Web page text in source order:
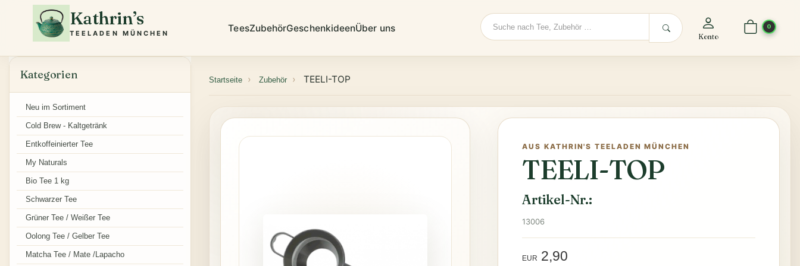
Kathrin’s
TEELADEN MÜNCHEN TeesZubehörGeschenkideenÜber uns
Suche
Konto
0
Startseite Zubehör TEELI-TOP
AUS KATHRIN'S TEELADEN MÜNCHEN
TEELI-TOP
Artikel-Nr.:
13006
EUR 2,90
Kategorien
Neu im Sortiment
Cold Brew - Kaltgetränk
Entkoffeinierter Tee
My Naturals
Bio Tee 1 kg
Schwarzer Tee
Grüner Tee / Weißer Tee
Oolong Tee / Gelber Tee
Matcha Tee / Mate /Lapacho